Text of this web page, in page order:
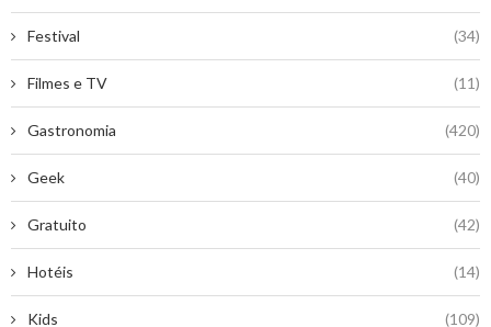
Festival (34)
Filmes e TV (11)
Gastronomia (420)
Geek (40)
Gratuito (42)
Hotéis (14)
Kids (109)